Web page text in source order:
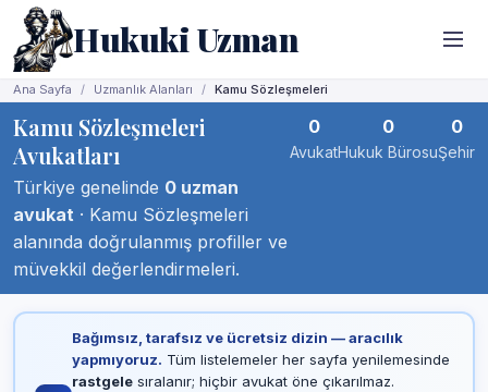
Hukuki Uzman
Ana Sayfa Uzmanlık Alanları Kamu Sözleşmeleri
Kamu Sözleşmeleri
Avukatları
Türkiye genelinde 0 uzman
avukat · Kamu Sözleşmeleri
alanında doğrulanmış profiller ve
müvekkil değerlendirmeleri.
0
Avukat
0
Hukuk Bürosu
0
Şehir
Bağımsız, tarafsız ve ücretsiz dizin — aracılık
yapmıyoruz. Tüm listelemeler her sayfa yenilemesinde
rastgelesıralanır; hiçbir avukat öne çıkarılmaz.